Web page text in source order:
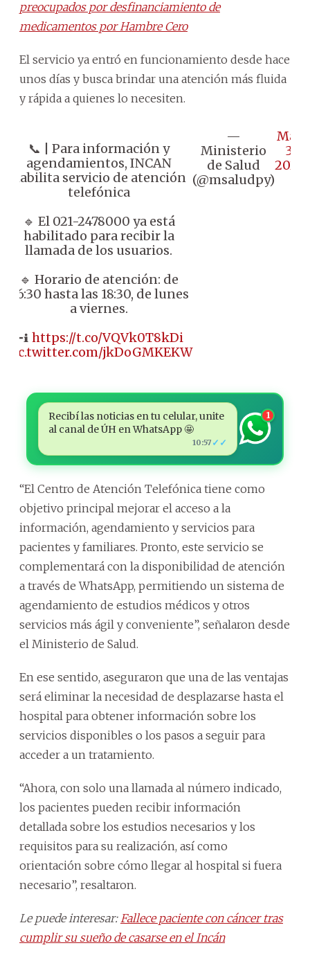
preocupados por desfinanciamiento de
medicamentos por Hambre Cero
El servicio ya entró en funcionamiento desde hace
unos días y busca brindar una atención más fluida
y rápida a quienes lo necesiten.
📞 | Para información y
agendamientos, INCAN
habilita servicio de atención
telefónica
🔹 El 021-2478000 ya está
habilitado para recibir la
llamada de los usuarios.
🔹 Horario de atención: de
06:30 hasta las 18:30, de lunes
a viernes.
➕ℹ️ https://t.co/VQVk0T8kDi
pic.twitter.com/jkDoGMKEKW
—
Ministerio
de Salud
(@msaludpy)
May
3,
2024
Recibí las noticias en tu celular, unite
al canal de ÚH en WhatsApp 🤩
10:57 ✓✓
1
“El Centro de Atención Telefónica tiene como
objetivo principal mejorar el acceso a la
información, agendamiento y servicios para
pacientes y familiares. Pronto, este servicio se
complementará con la disponibilidad de atención
a través de WhatsApp, permitiendo un sistema de
agendamiento de estudios médicos y otros
servicios más ágil y conveniente”, señalaron desde
el Ministerio de Salud.
En ese sentido, aseguraron que una de las ventajas
será eliminar la necesidad de desplazarse hasta el
hospital para obtener información sobre los
servicios disponibles o los pasos a seguir para
acceder a un tratamiento.
“Ahora, con solo una llamada al número indicado,
los pacientes pueden recibir información
detallada sobre los estudios necesarios y los
requisitos para su realización, así como
orientación sobre cómo llegar al hospital si fuera
necesario”, resaltaron.
Le puede interesar: Fallece paciente con cáncer tras
cumplir su sueño de casarse en el Incán